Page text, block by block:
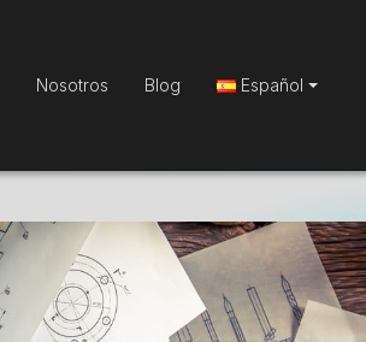
Nosotros Blog Español